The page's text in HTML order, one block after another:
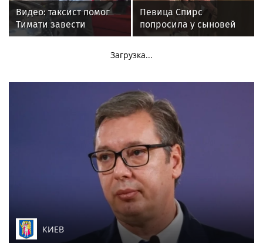
словами
Видео: таксист помог
Тимати завести
эксклюзивный Ferrari
Певица Спирс
попросила у сыновей
прощения за ошибки
Загрузка...
КИЕВ